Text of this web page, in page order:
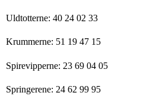
Uldtotterne: 40 24 02 33
Krummerne: 51 19 47 15
Spirevipperne: 23 69 04 05
Springerene: 24 62 99 95